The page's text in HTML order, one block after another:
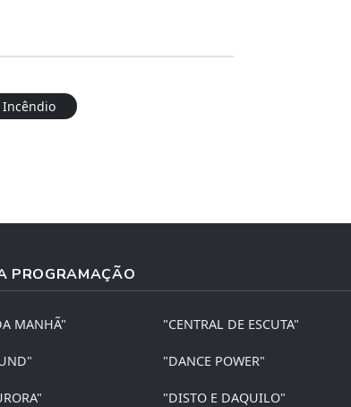
Incêndio
PROGRAMAÇÃO
MANHÃ" "CENTRAL DE ESCUTA"
"DANCE POWER"
"DISTO E DAQUILO"